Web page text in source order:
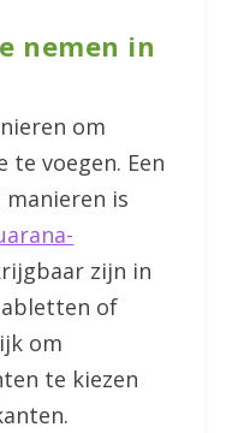
nemen in
om
te voegen. Een
is
zijn in
of
om
te kiezen